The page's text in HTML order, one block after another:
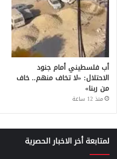
أب فلسطيني أمام جنود
الاحتلال: «لا تخاف منهم.. خاف
من ربنا»
منذ 12 ساعة
لمتابعة أخر الاخبار الحصرية